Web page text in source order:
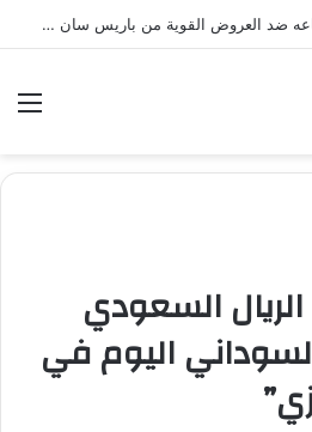
برشلونة يسعى لتعزيز دفاعه ضد العروض القوية من باريس سان جيرمان لنجم الأرجنتين
السعودي
اليوم في